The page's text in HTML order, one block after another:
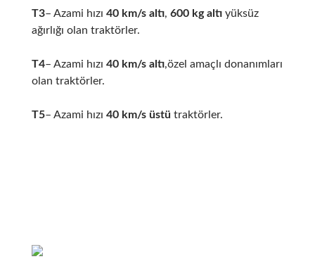
T3– Azami hızı 40 km/s altı, 600 kg altıyüksüz
ağırlığı olan traktörler.
T4– Azami hızı 40 km/s altı,özel amaçlı donanımları
olan traktörler.
T5– Azami hızı 40 km/s üstü traktörler.